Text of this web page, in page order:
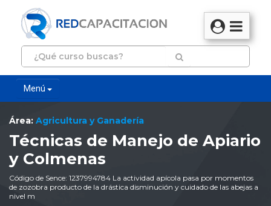
Menú
Área: Agricultura y Ganadería
Técnicas de Manejo de Apiario
y Colmenas
Código de Sence: 1237994784 La actividad apícola pasa por momentos
de zozobra producto de la drástica disminución y cuidado de las abejas a
nivel m